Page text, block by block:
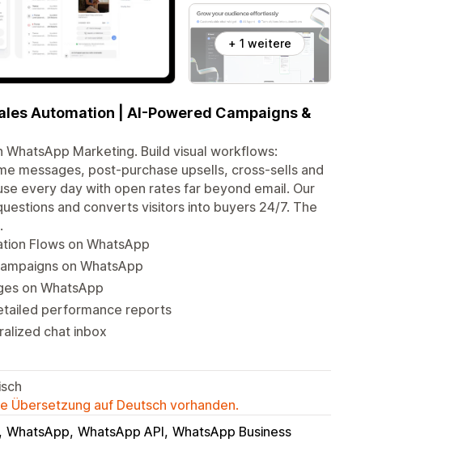
+ 1 weitere
Automation | AI-Powered Campaigns &
Marketing. Build visual workflows:
messages, post-purchase upsells, cross-sells and
every day with open rates far beyond email. Our
and converts visitors into buyers 24/7. The
Flows on WhatsApp
on WhatsApp
on WhatsApp
performance reports
chat inbox
Übersetzung auf Deutsch vorhanden.
WhatsApp WhatsApp API WhatsApp Business